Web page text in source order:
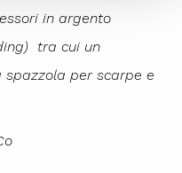
in argento
tra cui un
spazzola per scarpe e